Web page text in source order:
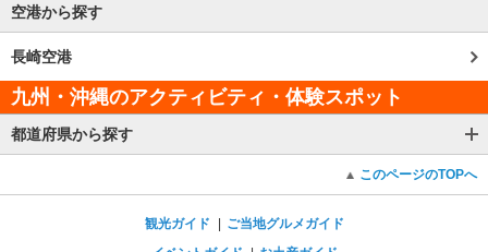
空港から探す
長崎空港
九州・沖縄のアクティビティ・体験スポット
都道府県から探す
このページのTOPへ
観光ガイド
ご当地グルメガイド